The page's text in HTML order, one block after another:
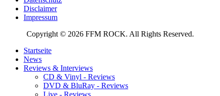
Disclaimer
Impressum
Copyright © 2026 FFM ROCK. All Rights Reserved.
Startseite
News
Reviews & Interviews
CD & Vinyl - Reviews
DVD & BluRay - Reviews